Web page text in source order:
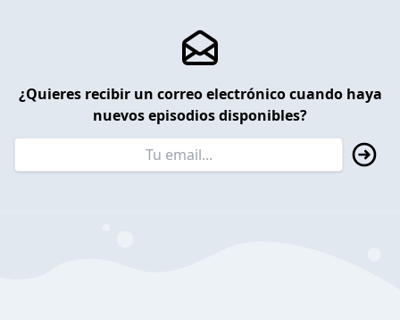
¿Quieres recibir un correo electrónico cuando haya
nuevos episodios disponibles?